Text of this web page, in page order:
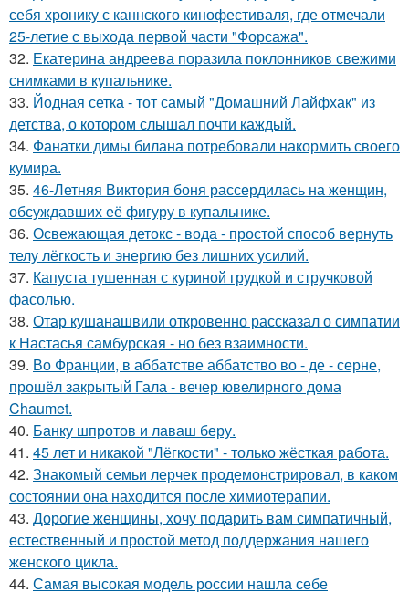
себя хронику с каннского кинофестиваля, где отмечали
25-летие с выхода первой части "Форсажа".
32. Екатерина андреева поразила поклонников свежими
снимками в купальнике.
33. Йодная сетка - тот самый "Домашний Лайфхак" из
детства, о котором слышал почти каждый.
34. Фанатки димы билана потребовали накормить своего
кумира.
35. 46-Летняя Виктория боня рассердилась на женщин,
обсуждавших её фигуру в купальнике.
36. Освежающая детокс - вода - простой способ вернуть
телу лёгкость и энергию без лишних усилий.
37. Капуста тушенная с куриной грудкой и стручковой
фасолью.
38. Отар кушанашвили откровенно рассказал о симпатии
к Настасья самбурская - но без взаимности.
39. Во Франции, в аббатстве аббатство во - де - серне,
прошёл закрытый Гала - вечер ювелирного дома
Chaumet.
40. Банку шпротов и лаваш беру.
41. 45 лет и никакой "Лёгкости" - только жёсткая работа.
42. Знакомый семьи лерчек продемонстрировал, в каком
состоянии она находится после химиотерапии.
43. Дорогие женщины, хочу подарить вам симпатичный,
естественный и простой метод поддержания нашего
женского цикла.
44. Самая высокая модель россии нашла себе